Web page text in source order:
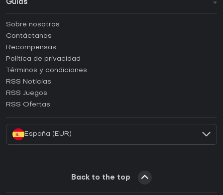
Guías
Guías y tutoriales
¿Cómo activar una CD Key de Steam?
¿Cómo activar una CD Key de Epic Games?
¿Cómo activar una CD Key de GOG?
¿Cómo activar una CD Key de Ubisoft Connect?
Sobre nosotros
Contáctanos
Recompensas
Política de privacidad
Términos y condiciones
RSS Noticias
RSS Juegos
RSS Ofertas
España (EUR)
Back to the top